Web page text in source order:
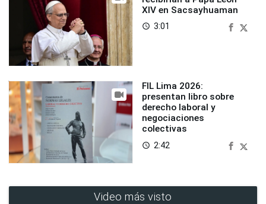
XIV en Sacsayhuaman
access_time 3:01
FIL Lima 2026:
presentan libro sobre
derecho laboral y
negociaciones
colectivas
access_time 2:42
Video más visto